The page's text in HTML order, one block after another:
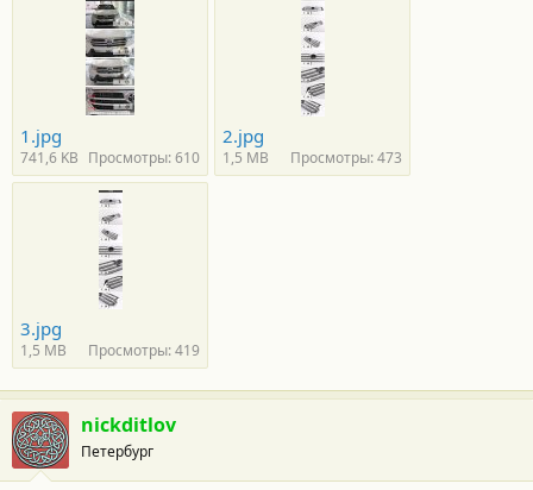
1.jpg
741,6 KB Просмотры: 610
2.jpg
1,5 MB Просмотры: 473
3.jpg
1,5 MB Просмотры: 419
nickditlov
Петербург